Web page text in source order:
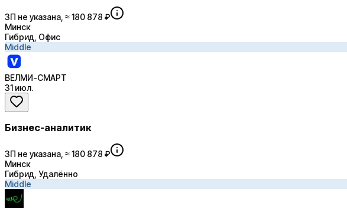
ЗП не указана, ≈ 180 878 ₽
Минск
Гибрид, Офис
Middle
ВЕЛМИ-СМАРТ
31 июл.
Бизнес-аналитик
ЗП не указана, ≈ 180 878 ₽
Минск
Гибрид, Удалённо
Middle